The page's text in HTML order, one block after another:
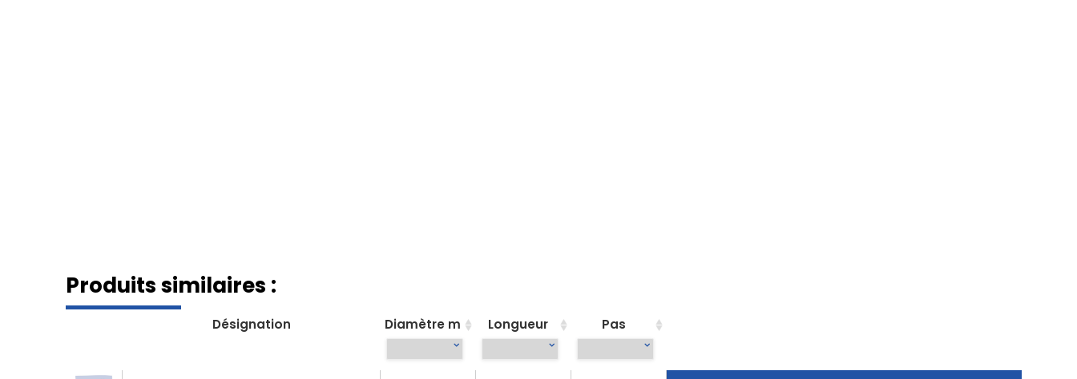
Produits similaires :
Désignation Diamètre m Longueur Pas